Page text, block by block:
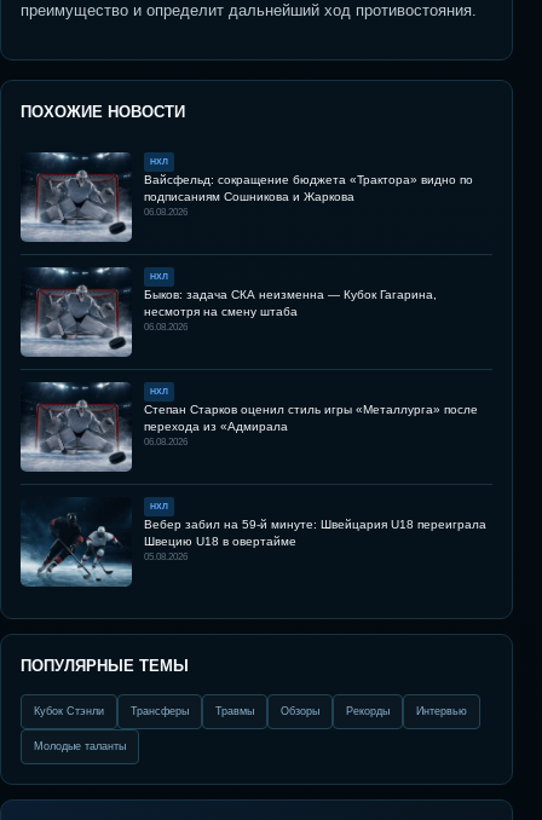
преимущество и определит дальнейший ход противостояния.
ПОХОЖИЕ НОВОСТИ
НХЛ
Вайсфельд: сокращение бюджета «Трактора» видно по
подписаниям Сошникова и Жаркова
06.08.2026
НХЛ
Быков: задача СКА неизменна — Кубок Гагарина,
несмотря на смену штаба
06.08.2026
НХЛ
Степан Старков оценил стиль игры «Металлурга» после
перехода из «Адмирала
06.08.2026
НХЛ
Вебер забил на 59-й минуте: Швейцария U18 переиграла
Швецию U18 в овертайме
05.08.2026
ПОПУЛЯРНЫЕ ТЕМЫ
Кубок Стэнли Трансферы Травмы Обзоры Рекорды Интервью
Молодые таланты